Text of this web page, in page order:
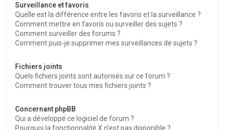
Surveillance et favoris
Quelle est la différence entre les favoris et la surveillance ?
Comment mettre en favoris ou surveiller des sujets ?
Comment surveiller des forums ?
Comment puis-je supprimer mes surveillances de sujets ?
Fichiers joints
Quels fichiers joints sont autorisés sur ce forum ?
Comment trouver tous mes fichiers joints ?
Concernant phpBB
Qui a développé ce logiciel de forum ?
Pourquoi la fonctionnalité X n’est pas disponible ?